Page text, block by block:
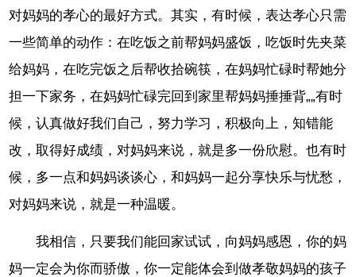
对妈妈的孝心的最好方式。其实，有时候，表达孝心只需
一些简单的动作：在吃饭之前帮妈妈盛饭，吃饭时先夹菜
给妈妈，在吃完饭之后帮收拾碗筷，在妈妈忙碌时帮她分
担一下家务，在妈妈忙碌完回到家里帮妈妈捶捶背„„有时
候，认真做好我们自己，努力学习，积极向上，知错能
改，取得好成绩，对妈妈来说，就是多一份欣慰。也有时
候，多一点和妈妈谈谈心，和妈妈一起分享快乐与忧愁，
对妈妈来说，就是一种温暖。
我相信，只要我们能回家试试，向妈妈感恩，你的妈
妈一定会为你而骄傲，你一定能体会到做孝敬妈妈的孩子